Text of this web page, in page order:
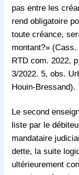
pas entre les
rend obligatoire
toute créance,
montant?»
RTD com. 2022,
3/2022. 5, obs.
Houin-Bressand).
Le second
liste par le
mandataire
dette, la suite
ultérieurement